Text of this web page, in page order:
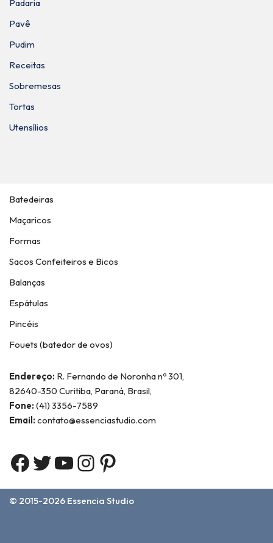
Padaria
Pavê
Pudim
Receitas
Sobremesas
Tortas
Utensílios
Batedeiras
Maçaricos
Formas
Sacos Confeiteiros e Bicos
Balanças
Espátulas
Pincéis
Fouets (batedor de ovos)
Endereço: R. Fernando de Noronha nº 301,
82640-350 Curitiba, Paraná, Brasil,
Fone: (41) 3356-7589
Email: contato@essenciastudio.com
© 2015-2026 Essencia Studio